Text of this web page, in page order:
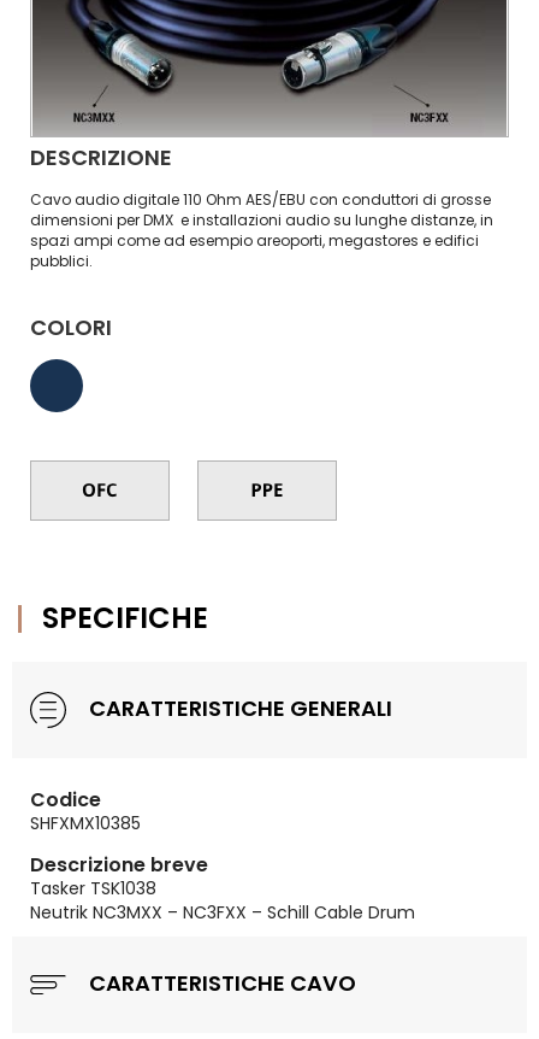
DESCRIZIONE
Cavo audio digitale 110 Ohm AES/EBU con conduttori di grosse
dimensioni per DMX e installazioni audio su lunghe distanze, in
spazi ampi come ad esempio areoporti, megastores e edifici
pubblici.
COLORI
SPECIFICHE
CARATTERISTICHE GENERALI
Codice
SHFXMX10385
Descrizione breve
Tasker TSK1038
Neutrik NC3MXX – NC3FXX – Schill Cable Drum
CARATTERISTICHE CAVO